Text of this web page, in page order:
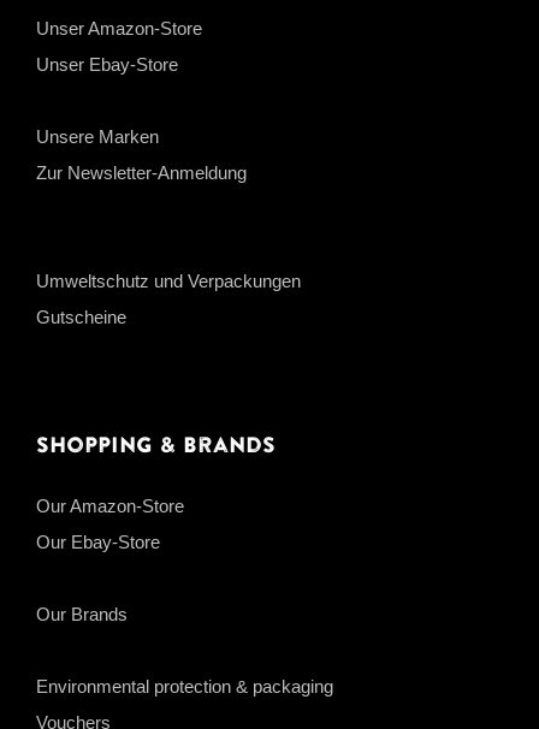
Unser Amazon-Store
Unser Ebay-Store
Unsere Marken
Zur Newsletter-Anmeldung
Umweltschutz und Verpackungen
Gutscheine
Shopping & Brands
Our Amazon-Store
Our Ebay-Store
Our Brands
Environmental protection & packaging
Vouchers